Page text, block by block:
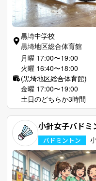
黒埼中学校
黒埼地区総合体育館
月曜 17:00〜19:00
火曜 16:40〜18:00
(黒埼地区総合体育館)
金曜 17:00〜19:00
土日のどちらか3時間
小針女子バドミ
バドミントン